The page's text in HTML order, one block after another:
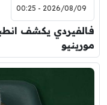
2026/08/09 - 00:25
فالفيردي يكشف
مورينيو